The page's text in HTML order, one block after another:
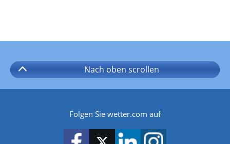
Nach oben scrollen
Folgen Sie wetter.com auf